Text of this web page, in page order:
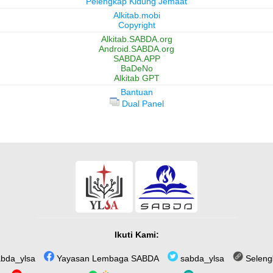
Alkitab.mobi
Copyright
Alkitab.SABDA.org
Android.SABDA.org
SABDA.APP
BaDeNo
Alkitab GPT
Bantuan
Dual Panel
Ikuti Kami:
Yayasan Lembaga SABDA sabda_ylsa